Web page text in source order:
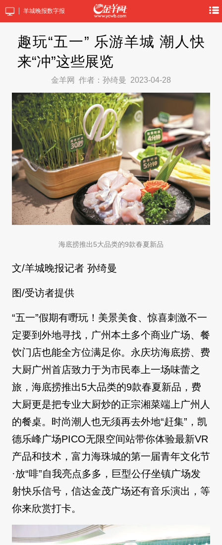
羊城晚报数字报
趣玩“五一” 乐游羊城 潮人快
来“冲”这些展览
金羊网 作者：孙绮曼 2023-04-28
海底捞推出5大品类的9款春夏新品
文/羊城晚报记者 孙绮曼
图/受访者提供
“五一”假期有嘢玩！美景美食、惊喜刺激不一
定要到外地寻找，广州本土多个商业广场、餐
饮门店也能全方位满足你。永庆坊海底捞、费
大厨广州首店致力于为市民奉上一场味蕾之
旅，海底捞推出5大品类的9款春夏新品，费
大厨更是把专业大厨炒的正宗湘菜端上广州人
的餐桌。时尚潮人也无须再去外地“赶集”，凯
德乐峰广场PICO无限空间站带你体验最新VR
产品和技术，富力海珠城的第一届青年文化节
·放“啡”自我亮点多多，巨型公仔坐镇广场发
射快乐信号，信达金茂广场还有音乐演出，等
你来欣赏打卡。